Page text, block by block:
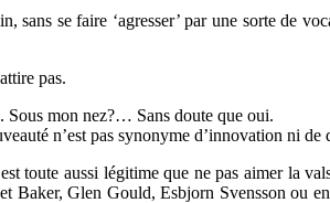
se faire ‘agresser’ par une sorte de
pas.
Sous mon nez?… Sans doute que oui.
n’est pas synonyme d’innovation ni de
toute aussi légitime que ne pas aimer la
Baker, Glen Gould, Esbjorn Svensson ou